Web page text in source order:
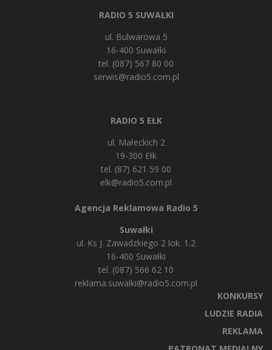
RADIO 5 SUWAŁKI
ul. Bulwarowa 5
16-400 Suwałki
tel. (087) 567 80 00
serwis@radio5.com.pl
RADIO 5 EŁK
ul. Małeckich 2
19-300 Ełk
tel. (87) 621 59 00
elk@radio5.com.pl
Agencja Reklamowa Radio 5
Suwałki
ul. Ks J. Zawadzkiego 2 lok. 1.2
16-400 Suwałki
tel. (087) 566 62 10
reklama.suwalki@radio5.com.pl
KONKURSY
LUDZIE RADIA
REKLAMA